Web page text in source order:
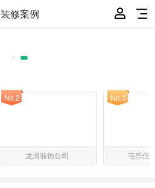
装修案例
龙润装饰公司
No.2
宅乐佳
No.3